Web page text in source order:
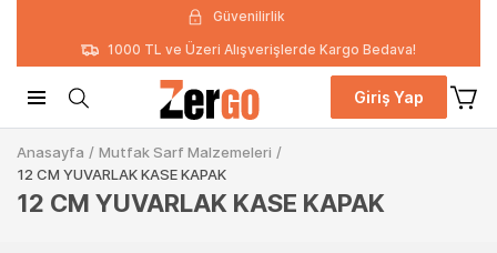
Güvenilirlik
1000 TL ve Üzeri Alışverişlerde Kargo Bedava!
Giriş Yap
Anasayfa / Mutfak Sarf Malzemeleri /
12 CM YUVARLAK KASE KAPAK
12 CM YUVARLAK KASE KAPAK